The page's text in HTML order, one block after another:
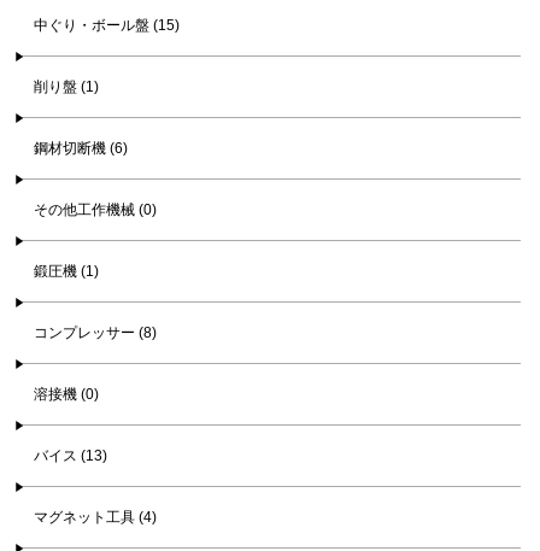
中ぐり・ボール盤 (15)
削り盤 (1)
鋼材切断機 (6)
その他工作機械 (0)
鍛圧機 (1)
コンプレッサー (8)
溶接機 (0)
バイス (13)
マグネット工具 (4)